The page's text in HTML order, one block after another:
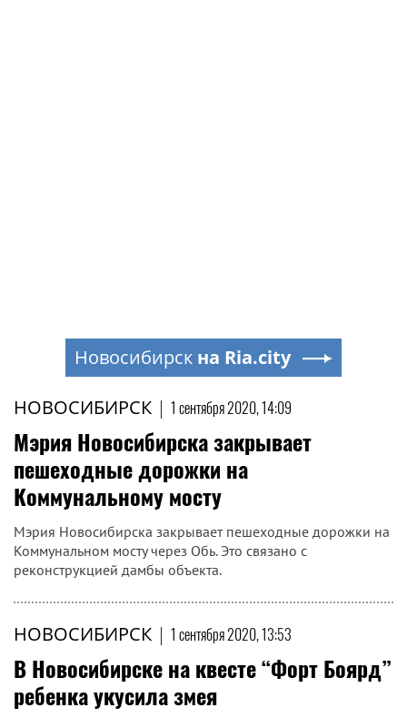
НОВОСИБИРСК | 1 сентября 2020, 14:09
Мэрия Новосибирска закрывает
пешеходные дорожки на
Коммунальному мосту
Мэрия Новосибирска закрывает пешеходные дорожки на
Коммунальном мосту через Обь. Это связано с
реконструкцией дамбы объекта.
НОВОСИБИРСК | 1 сентября 2020, 13:53
В Новосибирске на квесте “Форт Боярд”
ребенка укусила змея
Новосибирск на Ria.city